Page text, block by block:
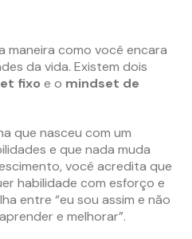
maneira como você encara
da vida. Existem dois
fixo e o mindset de
que nasceu com um
e que nada muda
você acredita que
habilidade com esforço e
entre “eu sou assim e não
e melhorar”.